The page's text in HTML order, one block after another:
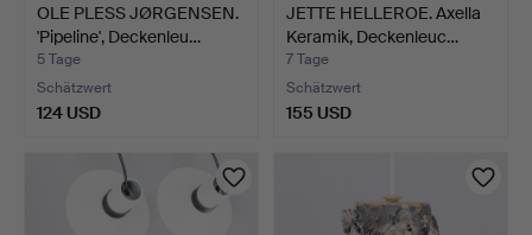
OLE PLESS JØRGENSEN.
'Pipeline', Deckenleu…
5 Tage
Schätzwert
124 USD
JETTE HELLEROE. Axella
Keramik, Deckenleuc…
7 Tage
Schätzwert
155 USD